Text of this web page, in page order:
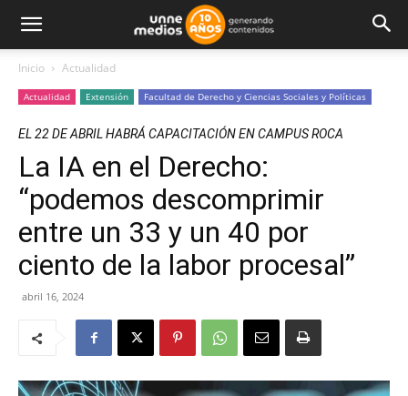
Inicio Actualidad
Actualidad Extensión Facultad de Derecho y Ciencias Sociales y Políticas
EL 22 DE ABRIL HABRÁ CAPACITACIÓN EN CAMPUS ROCA
La IA en el Derecho:
“podemos descomprimir
entre un 33 y un 40 por
ciento de la labor procesal”
abril 16, 2024